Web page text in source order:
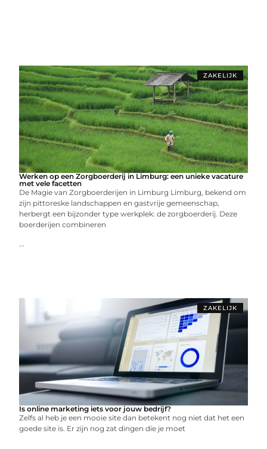
ZAKELIJK
Werken op een Zorgboerderij in Limburg: een unieke vacature
met vele facetten
De Magie van Zorgboerderijen in Limburg Limburg, bekend om
zijn pittoreske landschappen en gastvrije gemeenschap,
herbergt een bijzonder type werkplek: de zorgboerderij. Deze
boerderijen combineren
...
ZAKELIJK
Is online marketing iets voor jouw bedrijf?
Zelfs al heb je een mooie site dan betekent nog niet dat het een
goede site is. Er zijn nog zat dingen die je moet